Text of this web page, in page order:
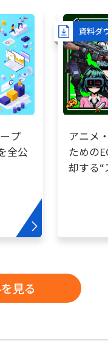
プ
全公
アニメ
ための
却する
見る